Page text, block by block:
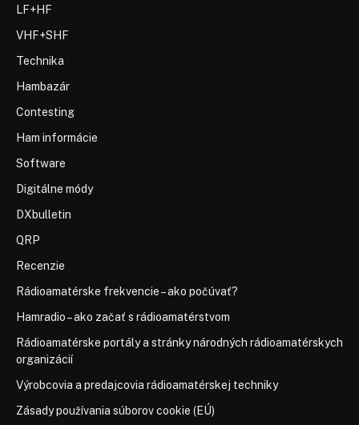
LF+HF
VHF+SHF
Technika
Hambazár
Contesting
Ham informácie
Software
Digitálne módy
DXbulletin
QRP
Recenzie
Rádioamatérske frekvencie – ako počúvať?
Hamradio – ako začať s rádioamatérstvom
Rádioamatérske portály a stránky národných rádioamatérskych
organizácií
Výrobcovia a predajcovia rádioamatérskej techniky
Zásady používania súborov cookie (EÚ)